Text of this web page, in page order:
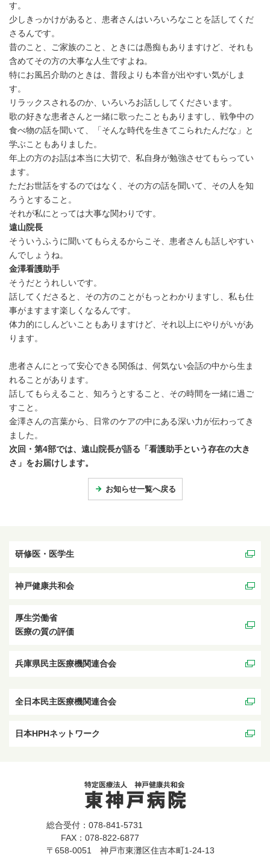
す。
少しきっかけがあると、患者さんはいろいろなことを話してくだ
さるんです。
昔のこと、ご家族のこと、ときには愚痴もありますけど、それも
含めてその方の大事な人生ですよね。
特にお風呂介助のときは、普段よりも本音が出やすい気がしま
す。
リラックスされるのか、いろいろお話ししてくださいます。
歌の好きな患者さんと一緒に歌ったこともありますし、戦争中の
食べ物の話を聞いて、「そんな時代を生きてこられたんだな」と
学ぶこともありました。
年上の方のお話は本当に大切で、私自身が勉強させてもらってい
ます。
ただお世話をするのではなく、その方の話を聞いて、その人を知
ろうとすること。
それが私にとっては大事な関わりです。
遠山院長
そういうふうに聞いてもらえるからこそ、患者さんも話しやすい
んでしょうね。
金澤看護助手
そうだとうれしいです。
話してくださると、その方のことがもっとわかりますし、私も仕
事がますます楽しくなるんです。
体力的にしんどいこともありますけど、それ以上にやりがいがあ
ります。
患者さんにとって安心できる関係は、何気ない会話の中から生ま
れることがあります。
話してもらえること、知ろうとすること、その時間を一緒に過ご
すこと。
金澤さんの言葉から、日常のケアの中にある深い力が伝わってき
ました。
次回・第4部では、遠山院長が語る「看護助手という存在の大き
さ」をお届けします。
お知らせ一覧へ戻る
研修医・医学生
神戸健康共和会
厚生労働省
医療の質の評価
兵庫県民主医療機関連合会
全日本民主医療機関連合会
日本HPHネットワーク
総合受付：078-841-5731
FAX：078-822-6877
〒658-0051 神戸市東灘区住吉本町1-24-13